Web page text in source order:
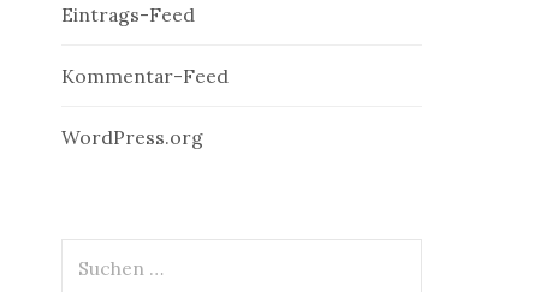
Eintrags-Feed
Kommentar-Feed
WordPress.org
nach: